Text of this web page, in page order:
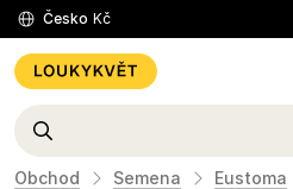
Česko Kč
Obchod Semena Eustoma